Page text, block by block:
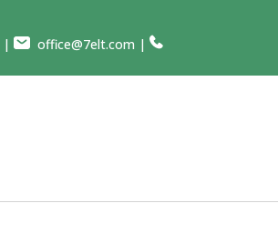
| office@7elt.com |